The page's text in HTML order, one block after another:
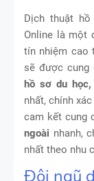
Dịch thuật
Online là một
tín nhiệm cao
sẽ được
hồ sơ du
nhất, chính
cam kết cung
ngoài nhanh,
nhất theo nhu
Đội ngũ